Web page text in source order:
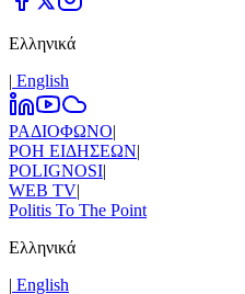
Ελληνικά
| Εnglish
ΡΑΔΙΟΦΩΝΟ|
ΡΟΗ ΕΙΔΗΣΕΩΝ|
POLIGNOSI|
WEB TV|
Politis To The Point
Ελληνικά
| Εnglish